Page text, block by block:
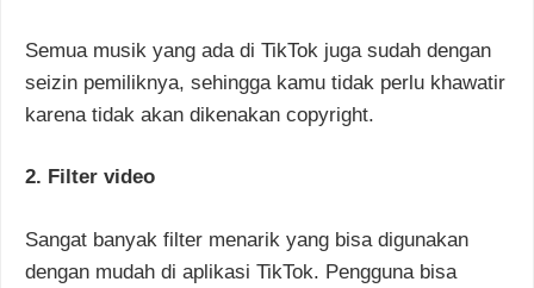
Semua musik yang ada di TikTok juga sudah dengan
seizin pemiliknya, sehingga kamu tidak perlu khawatir
karena tidak akan dikenakan copyright.
2. Filter video
Sangat banyak filter menarik yang bisa digunakan
dengan mudah di aplikasi TikTok. Pengguna bisa